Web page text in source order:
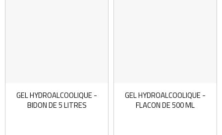
GEL HYDROALCOOLIQUE -
BIDON DE 5 LITRES
GEL HYDROALCOOLIQUE -
FLACON DE 500 ML